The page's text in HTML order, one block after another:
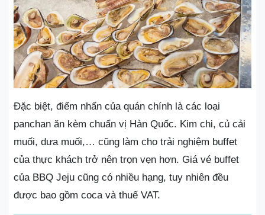
Đặc biệt, điểm nhấn của quán chính là các loại
panchan ăn kèm chuẩn vị Hàn Quốc. Kim chi, củ cải
muối, dưa muối,… cũng làm cho trải nghiệm buffet
của thực khách trở nên trọn vẹn hơn. Giá vé buffet
của BBQ Jeju cũng có nhiều hạng, tuy nhiên đều
được bao gồm coca và thuế VAT.